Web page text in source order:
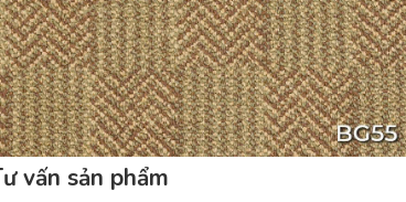
vấn sản phẩm